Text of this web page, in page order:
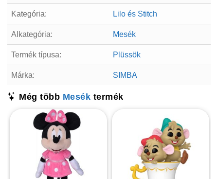
Kategória: Lilo és Stitch
Alkategória: Mesék
Termék típusa: Plüssök
Márka: SIMBA
Még több Mesék termék